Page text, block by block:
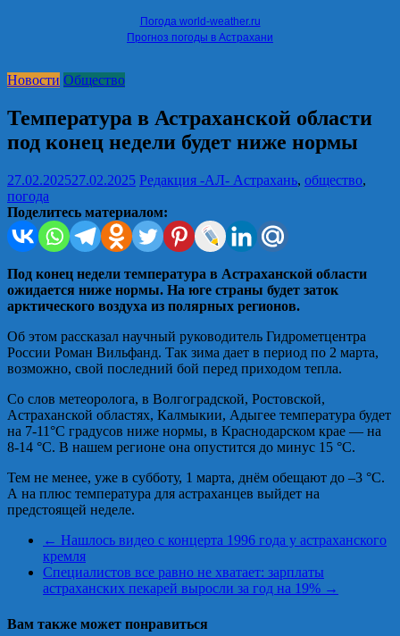
Погода world-weather.ru
Прогноз погоды в Астрахани
Новости Общество
Температура в Астраханской области
под конец недели будет ниже нормы
27.02.202527.02.2025 Редакция -АЛ- Астрахань, общество,
погода
Поделитесь материалом:
Под конец недели температура в Астраханской области
ожидается ниже нормы. На юге страны будет заток
арктического воздуха из полярных регионов.
Об этом рассказал научный руководитель Гидрометцентра
России Роман Вильфанд. Так зима дает в период по 2 марта,
возможно, свой последний бой перед приходом тепла.
Со слов метеоролога, в Волгоградской, Ростовской,
Астраханской областях, Калмыкии, Адыгее температура будет
на 7-11°С градусов ниже нормы, в Краснодарском крае — на
8-14 °С. В нашем регионе она опустится до минус 15 °C.
Тем не менее, уже в субботу, 1 марта, днём обещают до –3 °С.
А на плюс температура для астраханцев выйдет на
предстоящей неделе.
← Нашлось видео с концерта 1996 года у астраханского
кремля
Специалистов все равно не хватает: зарплаты
астраханских пекарей выросли за год на 19% →
Вам также может понравиться